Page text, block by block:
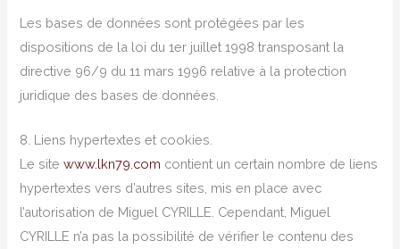
Les bases de données sont protégées par les
dispositions de la loi du 1er juillet 1998 transposant la
directive 96/9 du 11 mars 1996 relative à la protection
juridique des bases de données.
8. Liens hypertextes et cookies.
Le sitewww.lkn79.com contient un certain nombre de liens
hypertextes vers d’autres sites, mis en place avec
l’autorisation de Miguel CYRILLE. Cependant, Miguel
CYRILLE n’a pas la possibilité de vérifier le contenu des